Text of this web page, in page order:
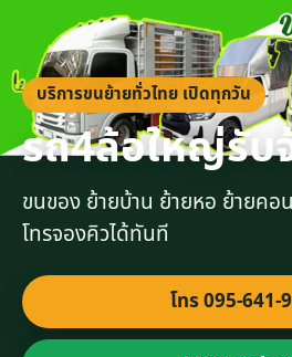
บริการขนย้ายทั่วไทย เปิดทุกวัน
รถ4ล้อใหญ่รับ
ขนของ ย้ายบ้าน ย้ายหอ ย้ายค
โทรจองคิวได้ทันที
โทร 095-641-